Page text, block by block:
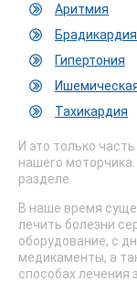
Аритмия
Брадикардия
Гипертония
Тахикардия
И это только
нашего
разделе.
В наше время
лечить болезни
оборудование, с
медикаменты, а
способах лечения